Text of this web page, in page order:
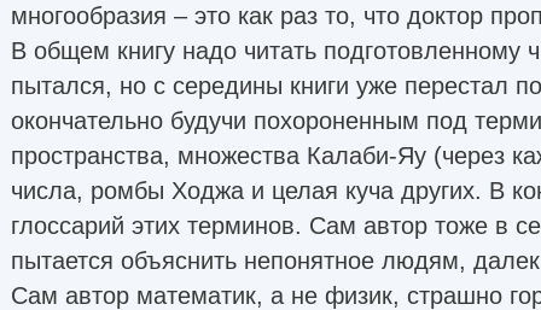
многообразия – это как раз то, что доктор
В общем книгу надо читать подготовленному
пытался, но с середины книги уже перестал
окончательно будучи похороненным под
пространства, множества Калаби-Яу (через
числа, ромбы Ходжа и целая куча других. В
глоссарий этих терминов. Сам автор тоже в
пытается объяснить непонятное людям,
Сам автор математик, а не физик, страшно